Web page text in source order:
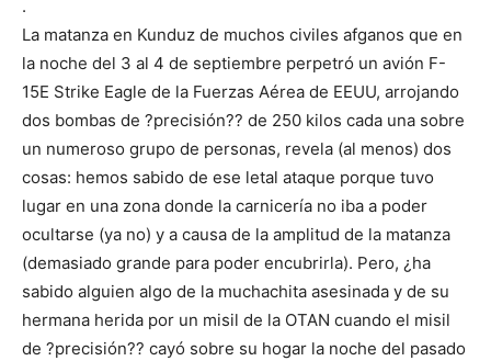
.
La matanza en Kunduz de muchos civiles afganos que en
la noche del 3 al 4 de septiembre perpetró un avión F-
15E Strike Eagle de la Fuerzas Aérea de EEUU, arrojando
dos bombas de ?precisión?? de 250 kilos cada una sobre
un numeroso grupo de personas, revela (al menos) dos
cosas: hemos sabido de ese letal ataque porque tuvo
lugar en una zona donde la carnicería no iba a poder
ocultarse (ya no) y a causa de la amplitud de la matanza
(demasiado grande para poder encubrirla). Pero, ¿ha
sabido alguien algo de la muchachita asesinada y de su
hermana herida por un misil de la OTAN cuando el misil
de ?precisión?? cayó sobre su hogar la noche del pasado